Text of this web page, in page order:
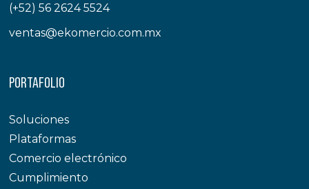
(+52) 56 2624 5524
ventas@ekomercio.com.mx
PORTAFOLIO
Soluciones
Plataformas
Comercio electrónico
Cumplimiento